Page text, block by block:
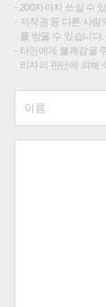
200자까지 쓰실 수
저작권 등 다른 사람
를 받을 수 있습니다.
타인에게 불쾌감을
리자의 판단에 의해